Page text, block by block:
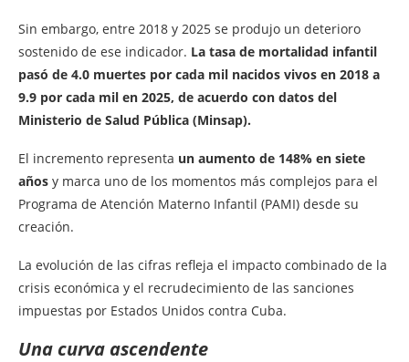
Sin embargo, entre 2018 y 2025 se produjo un deterioro
sostenido de ese indicador. La tasa de mortalidad infantil
pasó de 4.0 muertes por cada mil nacidos vivos en 2018 a
9.9 por cada mil en 2025, de acuerdo con datos del
Ministerio de Salud Pública (Minsap).
El incremento representa un aumento de 148% en siete
años y marca uno de los momentos más complejos para el
Programa de Atención Materno Infantil (PAMI) desde su
creación.
La evolución de las cifras refleja el impacto combinado de la
crisis económica y el recrudecimiento de las sanciones
impuestas por Estados Unidos contra Cuba.
Una curva ascendente